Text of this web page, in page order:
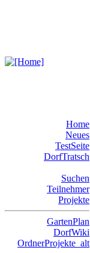
Home
Neues
TestSeite
DorfTratsch
Suchen
Teilnehmer
Projekte
GartenPlan
DorfWiki
OrdnerProjekte_alt